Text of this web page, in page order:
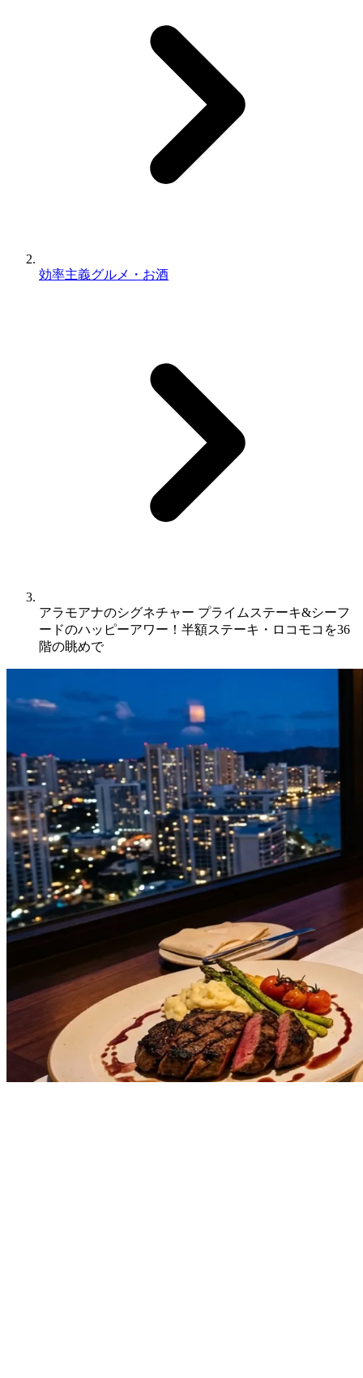
効率主義グルメ・お酒
アラモアナのシグネチャー プライムステーキ&シーフ
ードのハッピーアワー！半額ステーキ・ロコモコを36
階の眺めで